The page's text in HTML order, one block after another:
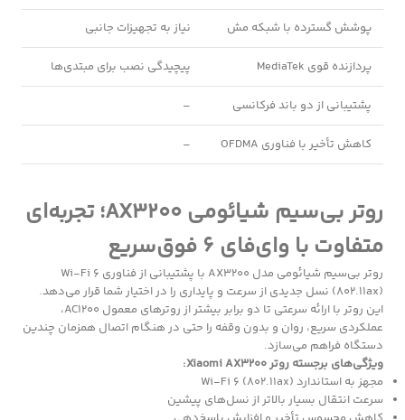
پوشش گسترده با شبکه مش نیاز به تجهیزات جانبی
پردازنده قوی MediaTek پیچیدگی نصب برای مبتدی‌ها
پشتیبانی از دو باند فرکانسی –
کاهش تأخیر با فناوری OFDMA –
روتر بی‌سیم شیائومی AX3200؛ تجربه‌ای
متفاوت با وای‌فای 6 فوق‌سریع
روتر بی‌سیم شیائومی مدل AX3200 با پشتیبانی از فناوری Wi-Fi 6
(802.11ax) نسل جدیدی از سرعت و پایداری را در اختیار شما قرار می‌دهد.
این روتر با ارائه سرعتی تا دو برابر بیشتر از روترهای معمول AC1200،
عملکردی سریع، روان و بدون وقفه را حتی در هنگام اتصال همزمان چندین
دستگاه فراهم می‌سازد.
ویژگی‌های برجسته روتر Xiaomi AX3200:
مجهز به استاندارد Wi-Fi 6 (802.11ax)
سرعت انتقال بسیار بالاتر از نسل‌های پیشین